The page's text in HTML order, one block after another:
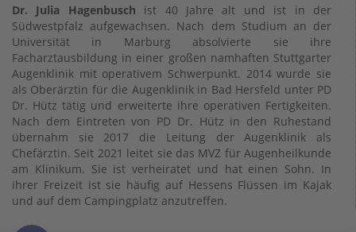
Dr. Julia Hagenbusch ​ist 40 Jahre alt und ist in der
Südwestpfalz aufgewachsen. Nach dem Studium an der
Universität in Marburg absolvierte sie ihre
Facharztausbildung in einer großen namhaften Stuttgarter
Augenklinik mit operativem Schwerpunkt. 2014 wurde sie
als Oberärztin für die Augenklinik in Bad Hersfeld unter PD
Dr. Hütz tätig und erweiterte ihre operativen Fertigkeiten.
Nach dem Eintreten von PD Dr. Hütz in den Ruhestand
übernahm sie 2017 die Leitung der Augenklinik als
Chefärztin. Seit 2021 leitet sie das MVZ für Augenheilkunde
am Klinikum. Sie ist verheiratet und hat einen Sohn. In
ihrer Freizeit ist sie häufig auf Hessens Flüssen im Kajak
und auf dem Campingplatz anzutreffen.